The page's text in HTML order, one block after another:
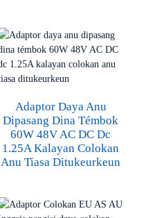
Adaptor Daya Anu
Dipasang Dina Témbok
60W 48V AC DC Dc
1.25A Kalayan Colokan
Anu Tiasa Ditukeurkeun